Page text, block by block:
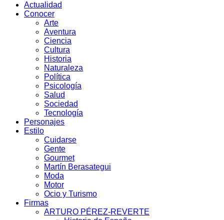
Actualidad
Conocer
Arte
Aventura
Ciencia
Cultura
Historia
Naturaleza
Política
Psicología
Salud
Sociedad
Tecnología
Personajes
Estilo
Cuidarse
Gente
Gourmet
Martín Berasategui
Moda
Motor
Ocio y Turismo
Firmas
ARTURO PÉREZ-REVERTE